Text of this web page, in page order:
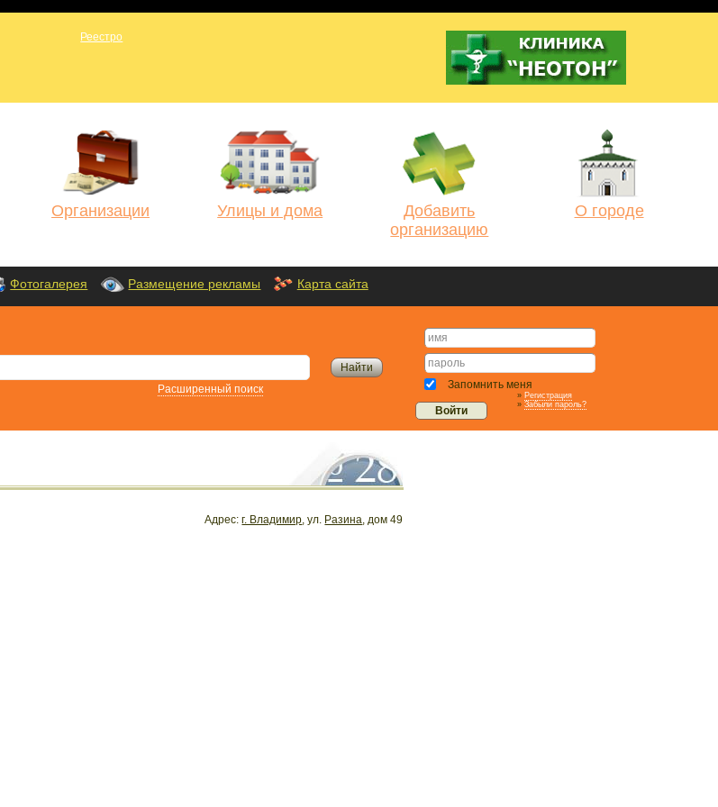
Организации Улицы и дома
Добавить
организацию
О городе
Фотогалерея Размещение рекламы Карта сайта
Расширенный поиск Запомнить меня
» Регистрация
» Забыли пароль?
Адрес:г. Владимир, ул. Разина, дом 49